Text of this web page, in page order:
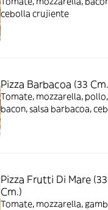
cebolla crujiente
Pizza Barbacoa (33
Tomate, mozzarella,
bacon, salsa barbacoa,
Pizza Frutti Di Mare (33
Cm.)
Tomate, mozzarella,